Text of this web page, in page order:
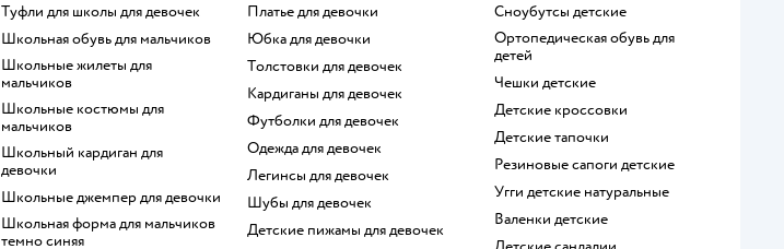
Туфли для школы для девочек
Школьная обувь для мальчиков
Школьные жилеты для
мальчиков
Школьные костюмы для
мальчиков
Школьный кардиган для
девочки
Школьные джемпер для девочки
Школьная форма для мальчиков
темно синяя
Платье для девочки
Юбка для девочки
Толстовки для девочек
Кардиганы для девочек
Футболки для девочек
Одежда для девочек
Легинсы для девочек
Шубы для девочек
Детские пижамы для девочек
Сноубутсы детские
Ортопедическая обувь для
детей
Чешки детские
Детские кроссовки
Детские тапочки
Резиновые сапоги детские
Угги детские натуральные
Валенки детские